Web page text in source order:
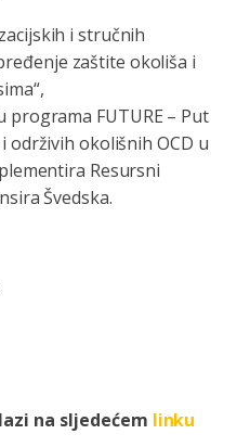
i stručnih
zaštite okoliša i
FUTURE – Put
održivih okolišnih OCD u
Resursni
Švedska.
na sljedećem linku